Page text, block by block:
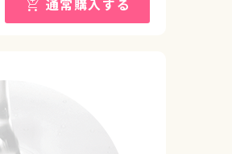
通常購入する